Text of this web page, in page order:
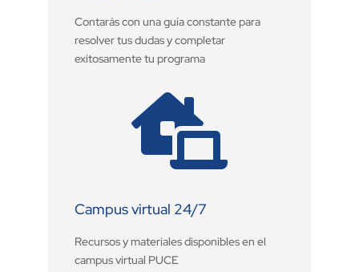
Contarás con una guía constante para
resolver tus dudas y completar
exitosamente tu programa

Campus virtual 24/7
Recursos y materiales disponibles en el
campus virtual PUCE